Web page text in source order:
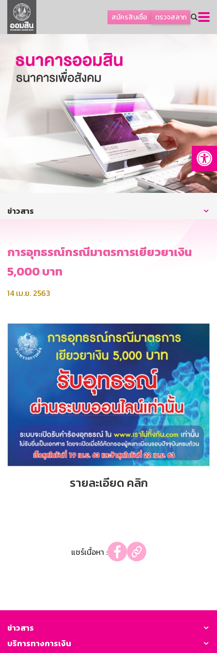
สมัครสินเชื่อ ตรวจสลาก
ลูกค้าธุรกิจ
ลูกค้าผู้ประกอบรายย่อย
ออมเพื่อสุข
เกี่ยวกับธนาคาร
การพัฒนาที่ยั่งยืน
บริการทางการเงิน
ติดต่อเรา
บริการออนไลน์
ข่าวสาร
การอุทธรณ์กรณีมาตรการเยียวยาเงิน
5,000 บาท
14 เม.ย. 2563
รายละเอียด คลิก
แชร์เนื้อหา :
ข่าวสาร
บริการทางการเงิน